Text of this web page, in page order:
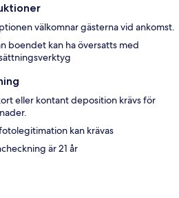
välkomnar gästerna vid ankomst.
boendet kan ha översatts med
eller kontant deposition krävs för
kan krävas
är 21 år